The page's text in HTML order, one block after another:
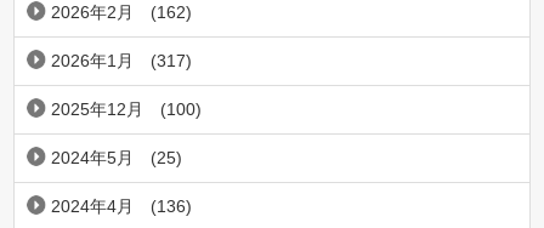
2026年2月 (162)
2026年1月 (317)
2025年12月 (100)
2024年5月 (25)
2024年4月 (136)